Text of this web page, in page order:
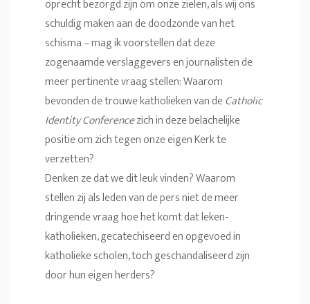
oprecht bezorgd zijn om onze zielen, als wij ons
schuldig maken aan de doodzonde van het
schisma – mag ik voorstellen dat deze
zogenaamde verslaggevers en journalisten de
meer pertinente vraag stellen: Waarom
bevonden de trouwe katholieken van deCatholic
Identity Conferencezich in deze belachelijke
positie om zich tegen onze eigen Kerk te
verzetten?
Denken ze dat we dit leuk vinden? Waarom
stellen zij als leden van de pers niet de meer
dringende vraag hoe het komt dat leken-
katholieken, gecatechiseerd en opgevoed in
katholieke scholen, toch geschandaliseerd zijn
door hun eigen herders?